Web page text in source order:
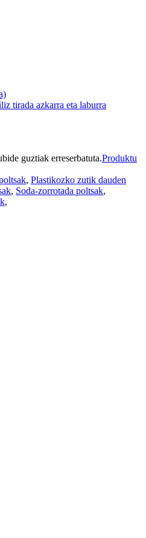
tirada azkarra eta laburra
guztiak erreserbatuta.Produktu
, Plastikozko zutik dauden
, Soda-zorrotada poltsak,
,